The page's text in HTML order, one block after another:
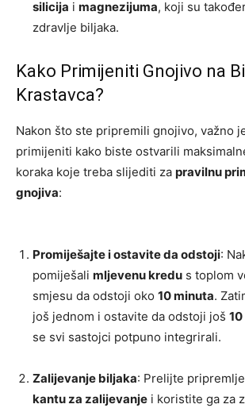
silicija i magnezijuma, koji su
zdravlje biljaka.
Kako Primijeniti Gnojivo na
Krastavca?
Nakon što ste pripremili gnojivo, važno
primijeniti kako biste ostvarili
koraka koje treba slijediti za pravilnu
gnojiva:
Promiješajte i ostavite da odstoji:
pomiješali mljevenu kredu s toplom
smjesu da odstoji oko 10 minuta.
još jednom i ostavite da odstoji još
se svi sastojci potpuno integrirali.
Zalijevanje biljaka: Prelijte
kantu za zalijevanje i koristite ga za